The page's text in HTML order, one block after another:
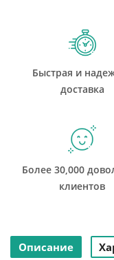
Быстрая и
доставка
Более 30,000
клиентов
Описание